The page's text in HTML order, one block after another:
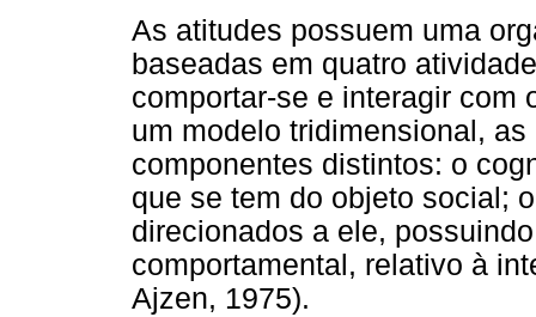
As atitudes possuem uma
baseadas em quatro
comportar-se e interagir com
um modelo tridimensional,
componentes distintos: o
que se tem do objeto social;
direcionados a ele,
comportamental, relativo à
Ajzen, 1975).